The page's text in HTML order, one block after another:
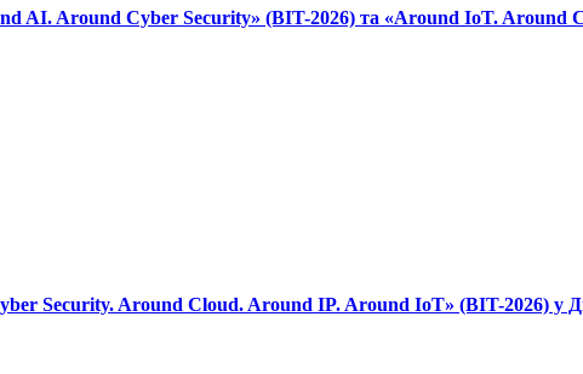
Around Cyber Security» (BIT-2026) та «Around IoT. Around
Security. Around Cloud. Around IP. Around IoT» (BIT-2026) у